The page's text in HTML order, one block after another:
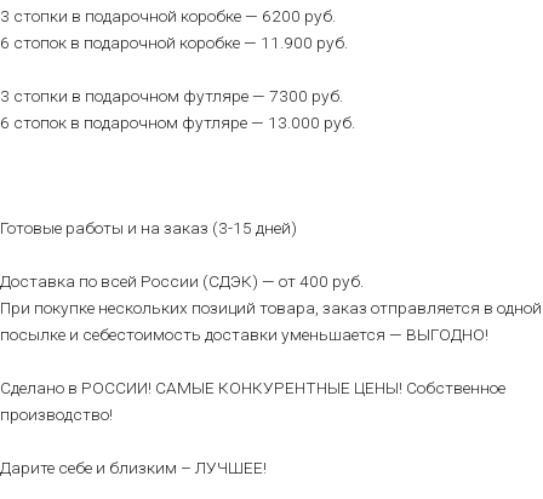
3 стопки в подарочной коробке — 6200 руб.
6 стопок в подарочной коробке — 11.900 руб.
3 стопки в подарочном футляре — 7300 руб.
6 стопок в подарочном футляре — 13.000 руб.
Готовые работы и на заказ (3-15 дней)
Доставка по всей России (СДЭК) — от 400 руб.
При покупке нескольких позиций товара, заказ отправляется в одной
посылке и себестоимость доставки уменьшается — ВЫГОДНО!
Сделано в РОССИИ! САМЫЕ КОНКУРЕНТНЫЕ ЦЕНЫ! Собственное
производство!
Дарите себе и близким – ЛУЧШЕЕ!